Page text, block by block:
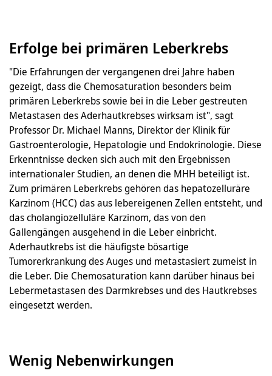
Erfolge bei primären Leberkrebs
"Die Erfahrungen der vergangenen drei Jahre haben
gezeigt, dass die Chemosaturation besonders beim
primären Leberkrebs sowie bei in die Leber gestreuten
Metastasen des Aderhautkrebses wirksam ist", sagt
Professor Dr. Michael Manns, Direktor der Klinik für
Gastroenterologie, Hepatologie und Endokrinologie. Diese
Erkenntnisse decken sich auch mit den Ergebnissen
internationaler Studien, an denen die MHH beteiligt ist.
Zum primären Leberkrebs gehören das hepatozelluräre
Karzinom (HCC) das aus lebereigenen Zellen entsteht, und
das cholangiozelluläre Karzinom, das von den
Gallengängen ausgehend in die Leber einbricht.
Aderhautkrebs ist die häufigste bösartige
Tumorerkrankung des Auges und metastasiert zumeist in
die Leber. Die Chemosaturation kann darüber hinaus bei
Lebermetastasen des Darmkrebses und des Hautkrebses
eingesetzt werden.
Wenig Nebenwirkungen